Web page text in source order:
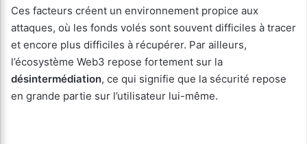
Ces facteurs créent un environnement propice aux
attaques, où les fonds volés sont souvent difficiles à tracer
et encore plus difficiles à récupérer. Par ailleurs,
l’écosystème Web3 repose fortement sur la
désintermédiation, ce qui signifie que la sécurité repose
en grande partie sur l’utilisateur lui-même.